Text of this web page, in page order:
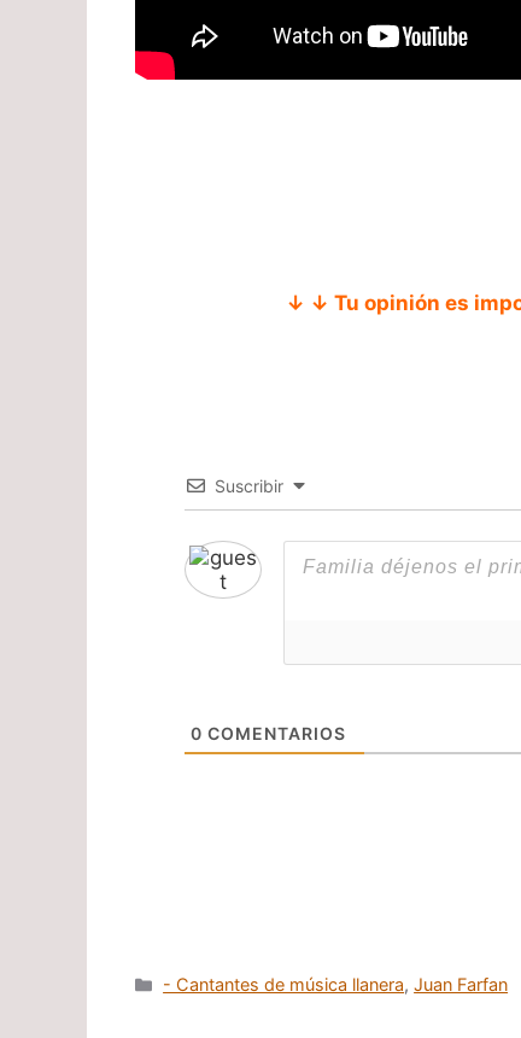
↓ ↓ Tu opinión es
Suscribir
0 COMENTARIOS
Categorías
- Cantantes de música llanera,Juan Farfan